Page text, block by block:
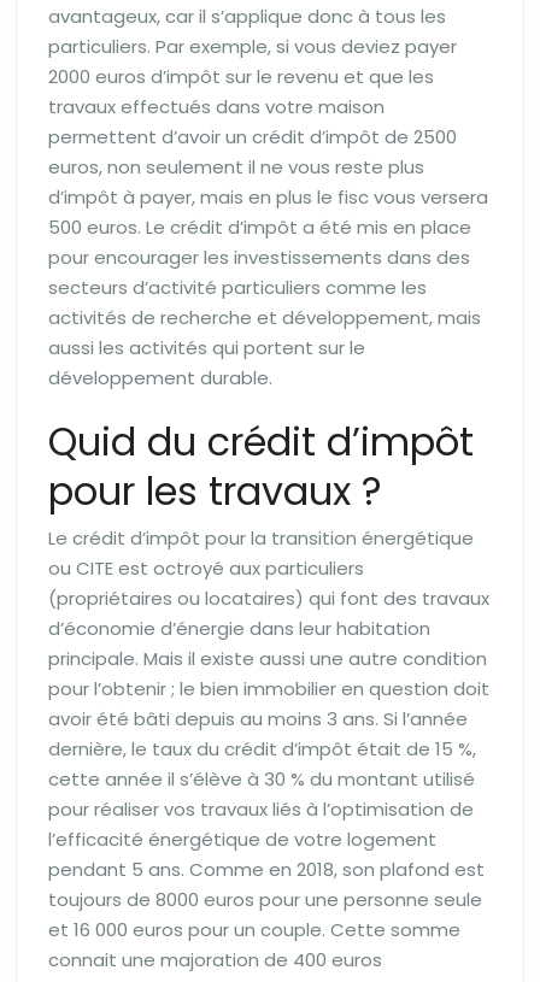
avantageux, car il s’applique donc à tous les
particuliers. Par exemple, si vous deviez payer
2000 euros d’impôt sur le revenu et que les
travaux effectués dans votre maison
permettent d’avoir un crédit d’impôt de 2500
euros, non seulement il ne vous reste plus
d’impôt à payer, mais en plus le fisc vous versera
500 euros. Le crédit d’impôt a été mis en place
pour encourager les investissements dans des
secteurs d’activité particuliers comme les
activités de recherche et développement, mais
aussi les activités qui portent sur le
développement durable.
Quid du crédit d’impôt
pour les travaux ?
Le crédit d’impôt pour la transition énergétique
ou CITE est octroyé aux particuliers
(propriétaires ou locataires) qui font des travaux
d’économie d’énergie dans leur habitation
principale. Mais il existe aussi une autre condition
pour l’obtenir ; le bien immobilier en question doit
avoir été bâti depuis au moins 3 ans. Si l’année
dernière, le taux du crédit d’impôt était de 15 %,
cette année il s’élève à 30 % du montant utilisé
pour réaliser vos travaux liés à l’optimisation de
l’efficacité énergétique de votre logement
pendant 5 ans. Comme en 2018, son plafond est
toujours de 8000 euros pour une personne seule
et 16 000 euros pour un couple. Cette somme
connait une majoration de 400 euros